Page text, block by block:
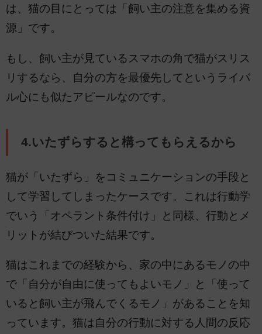
は、猫の目にとっては「飼い主の注意を集める資
源」です。
もし、飼い主が見ているスマホの角で猫がスリス
リするなら、自分の方を最優先してというライバ
ル心にも似たアピールなのです。
4.いたずらすると構ってもらえるから
猫が「いたずら」をコミュニケーションの手段と
して学習してしまったケースです。これは行動学
でいう「オペラント条件付け」と同様、行動とメ
リットが結びついた結果です。
猫はこれまでの経験から、家の中にあるモノの中
で「自分が自由に使ってもよいモノ」と「使って
いると飼い主が飛んでくるモノ」があることを知
っています。猫は自分の行動に対する人間の反応